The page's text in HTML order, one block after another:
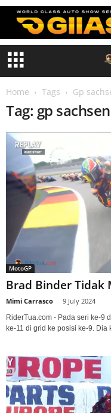
Home Tags Gp
Tag: gp
MotoGP
Brad Binder Tidak
Mimi Carrasco 9 July 2024
RiderTua.com - Pada seri ke-9
ke-11 di grid ke posisi ke-9. Dia